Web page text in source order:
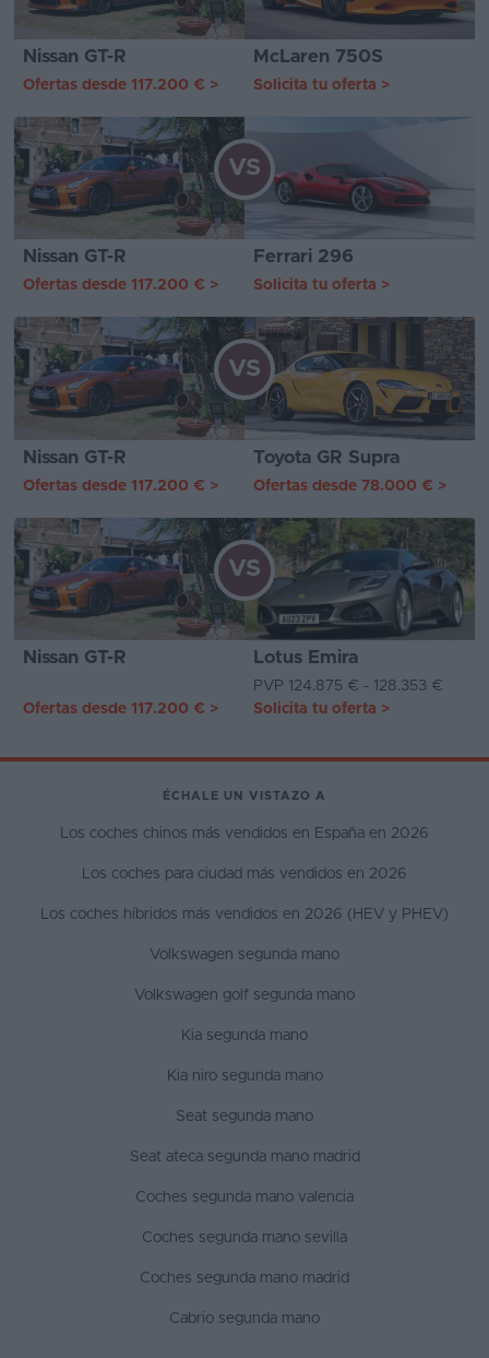
Nissan GT-R McLaren 750S
Ofertas desde 117.200 € > Solicita tu oferta >
Nissan GT-R Ferrari 296
VS
Ofertas desde 117.200 € > Solicita tu oferta >
Nissan GT-R Toyota GR Supra
VS
Ofertas desde 117.200 € > Ofertas desde 78.000 € >
Nissan GT-R Lotus Emira
VS
PVP 124.875 € - 128.353 €
Ofertas desde 117.200 € > Solicita tu oferta >
ÉCHALE UN VISTAZO A
Los coches chinos más vendidos en España en 2026
Los coches para ciudad más vendidos en 2026
Los coches híbridos más vendidos en 2026 (HEV y PHEV)
Volkswagen segunda mano
Volkswagen golf segunda mano
Kia segunda mano
Kia niro segunda mano
Seat segunda mano
Seat ateca segunda mano madrid
Coches segunda mano valencia
Coches segunda mano sevilla
Coches segunda mano madrid
Cabrio segunda mano